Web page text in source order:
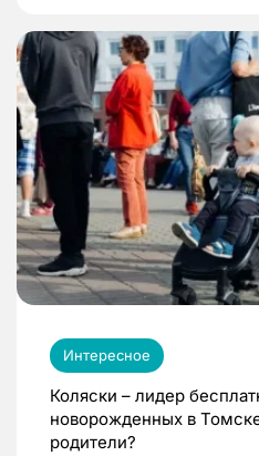
Интересное
Коляски – лидер
новорожденных в
родители?